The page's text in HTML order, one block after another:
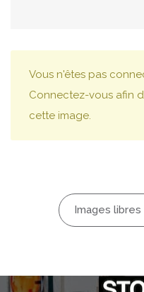
Vous n'êtes pas
Connectez-vous afin
cette image.
Images